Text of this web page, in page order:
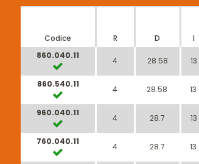
Codice R D I
860.040.11
4 28.58 13
860.540.11
4 28.58 13
960.040.11
4 28.7 13
760.040.11
4 28.7 13